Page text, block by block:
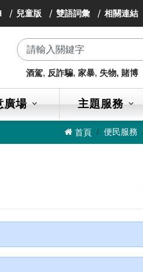
兒童版 雙語詞彙 相關連結
酒駕, 反詐騙, 家暴, 失物, 賭博
廣場 主題服務
首頁 便民服務